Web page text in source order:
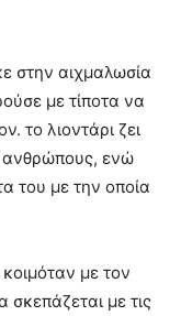
στην αιχμαλωσία
με τίποτα να
το λιοντάρι ζει
ανθρώπους, ενώ
του με την οποία
με τον
με τις